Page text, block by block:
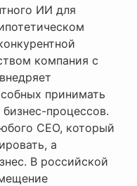
ИИ для
компания с
принимать
процессов.
CEO, который
а
В российской